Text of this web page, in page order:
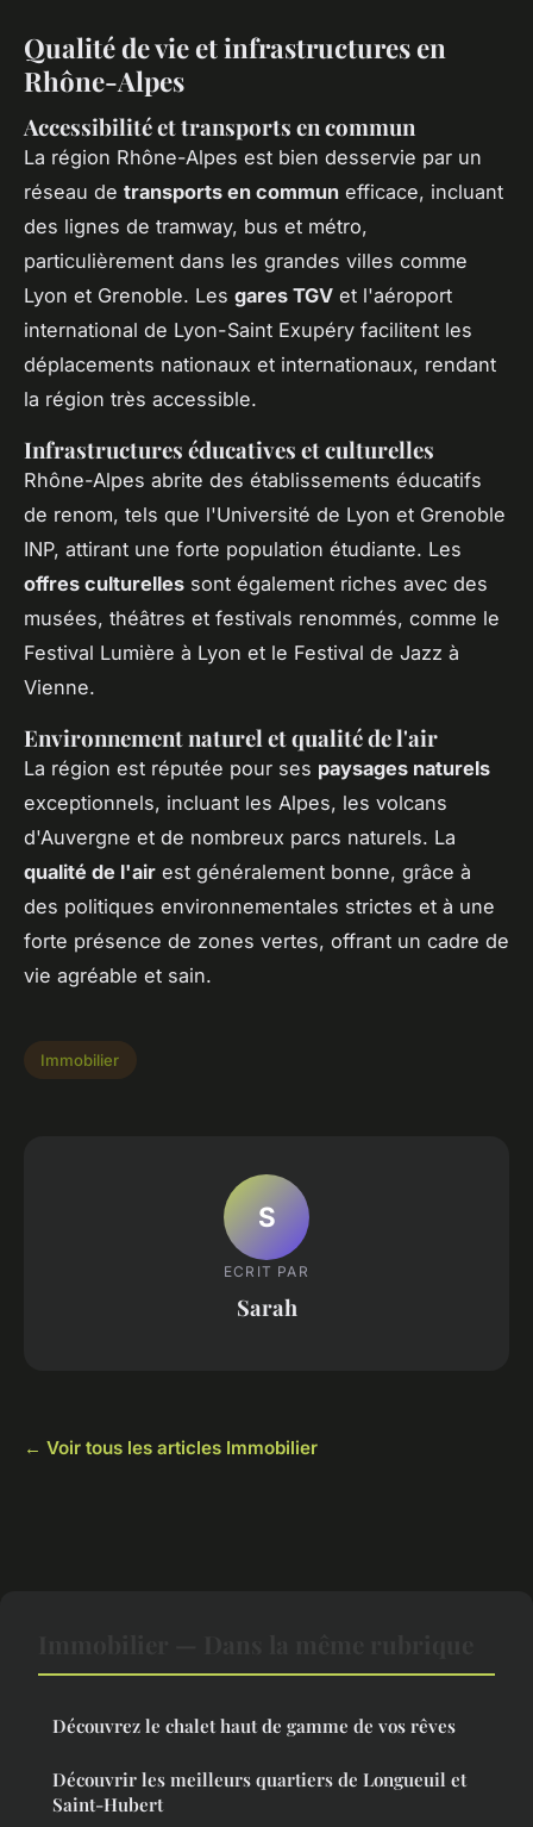
Qualité de vie et infrastructures en
Rhône-Alpes
Accessibilité et transports en commun
La région Rhône-Alpes est bien desservie par un
réseau de transports en commun efficace, incluant
des lignes de tramway, bus et métro,
particulièrement dans les grandes villes comme
Lyon et Grenoble. Les gares TGV et l'aéroport
international de Lyon-Saint Exupéry facilitent les
déplacements nationaux et internationaux, rendant
la région très accessible.
Infrastructures éducatives et culturelles
Rhône-Alpes abrite des établissements éducatifs
de renom, tels que l'Université de Lyon et Grenoble
INP, attirant une forte population étudiante. Les
offres culturelles sont également riches avec des
musées, théâtres et festivals renommés, comme le
Festival Lumière à Lyon et le Festival de Jazz à
Vienne.
Environnement naturel et qualité de l'air
La région est réputée pour ses paysages naturels
exceptionnels, incluant les Alpes, les volcans
d'Auvergne et de nombreux parcs naturels. La
qualité de l'air est généralement bonne, grâce à
des politiques environnementales strictes et à une
forte présence de zones vertes, offrant un cadre de
vie agréable et sain.
Immobilier
S
ECRIT PAR
Sarah
← Voir tous les articles Immobilier
Découvrez le chalet haut de gamme de vos rêves
Découvrir les meilleurs quartiers de Longueuil et
Saint-Hubert